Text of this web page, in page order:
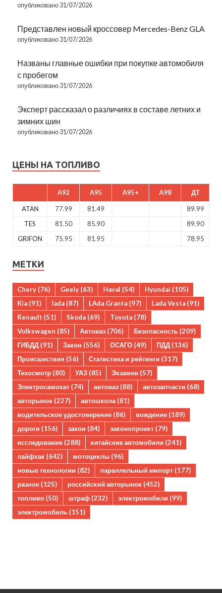
опубликовано 31/07/2026
Представлен новый кроссовер Mercedes-Benz GLA
опубликовано 31/07/2026
Названы главные ошибки при покупке автомобиля
с пробегом
опубликовано 31/07/2026
Эксперт рассказал о различиях в составе летних и
зимних шин
опубликовано 31/07/2026
ЦЕНЫ НА ТОПЛИВО
A92 A95 A95+ A98 ДТ
ATAN 77.99 81.49
89.99
TES
81.50 85.90
89.90
GRIFON
75.95 81.95 78.95
МЕТКИ
Chery (76) Geely (63) Haval (54) Hyundai (105)
Kia (91) lada (87) LAda Granta (97) Lada Vesta (91)
Renault (51) Skoda (69) Toyota (78)
Volkswagen (85) Автоваз (706) Безопасность (209)
ГИБДД (91) Закон (556) ОСАГО (49) ПДД (136)
Происшествия (56) Статистика и рейтинги (317)
Техосмотр (80) УАЗ (85) Экзамен (57)
Электросамокат (74) автоваз (88) автозапчасти (68)
авторынок (227) автошкола (81)
водительское удостоверение (86) вождение (189)
дороги (156) закон (84) законопроект (79)
исследование (288) китайские автомобили (241)
лайфхак (642) мотоциклы (96)
новые технологии (82) параллельный импорт (177)
разное (125) российский авторынок (452)
топливо (50) штраф (232) электромобили (99)
электромобиль (151)